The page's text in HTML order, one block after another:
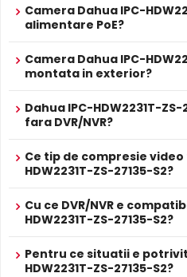
Infrarosu Inteligent (Smart IR)
Infrarosu Inteligent(Smart
intensitatea iluminatorului in
imaginii la distante mici.
Alimentare
12V DC / 6.4 W
Sursa de alimentare
Alimentare
POE
Se poate alimenta
NVR sau Switch POE
Prospect
tehnic
Dahua IPC-
* Specificatiile tehnice ale produsului
au caracter informativ.
Camera Dahua IPC-
alimentare PoE?
Camera Dahua IPC-
montata in exterior?
Dahua IPC-HDW2231T-
fara DVR/NVR?
Ce tip de compresie
HDW2231T-ZS-27135-S2?
Cu ce DVR/NVR e
HDW2231T-ZS-27135-S2?
Pentru ce situatii e
HDW2231T-ZS-27135-S2?